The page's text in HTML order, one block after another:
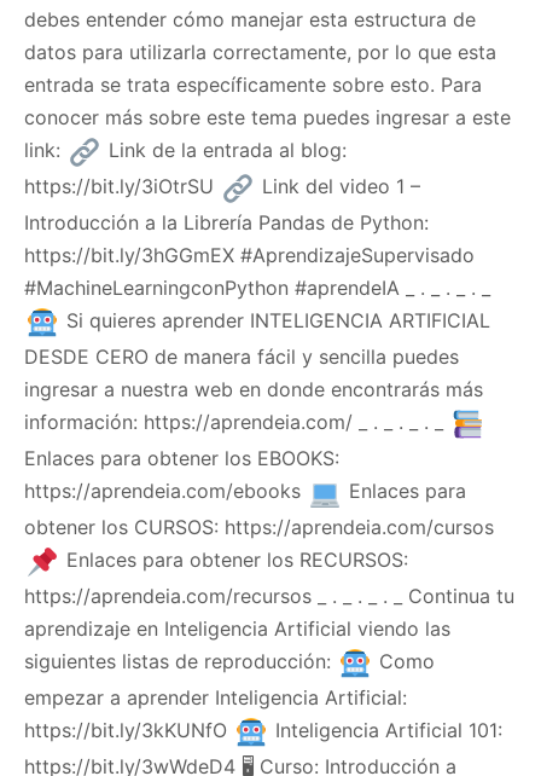
debes entender cómo manejar esta estructura de
datos para utilizarla correctamente, por lo que esta
entrada se trata específicamente sobre esto. Para
conocer más sobre este tema puedes ingresar a este
link:
Link de la entrada al blog:
https://bit.ly/3iOtrSU
Link del video 1 –
Introducción a la Librería Pandas de Python:
https://bit.ly/3hGGmEX #AprendizajeSupervisado
#MachineLearningconPython #aprendeIA _ . _ . _ . _
Si quieres aprender INTELIGENCIA ARTIFICIAL
DESDE CERO de manera fácil y sencilla puedes
ingresar a nuestra web en donde encontrarás más
información: https://aprendeia.com/ _ . _ . _ . _
Enlaces para obtener los EBOOKS:
https://aprendeia.com/ebooks
Enlaces para
obtener los CURSOS: https://aprendeia.com/cursos
Enlaces para obtener los RECURSOS:
https://aprendeia.com/recursos _ . _ . _ . _ Continua tu
aprendizaje en Inteligencia Artificial viendo las
siguientes listas de reproducción:
Como
empezar a aprender Inteligencia Artificial:
https://bit.ly/3kKUNfO
Inteligencia Artificial 101:
https://bit.ly/3wWdeD4 🖥 Curso: Introducción a